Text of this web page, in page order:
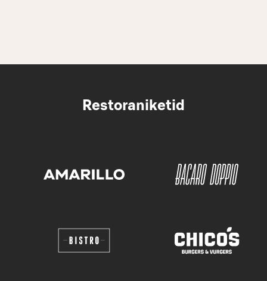
Restoraniketid